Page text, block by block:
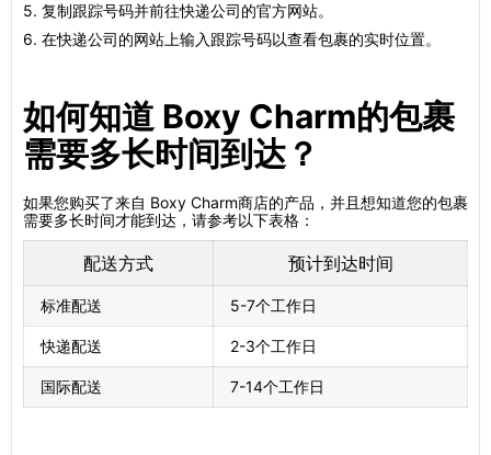
5. 复制跟踪号码并前往快递公司的官方网站。
6. 在快递公司的网站上输入跟踪号码以查看包裹的实时位置。
如何知道 Boxy Charm的包裹
需要多长时间到达？
如果您购买了来自 Boxy Charm商店的产品，并且想知道您的包裹
需要多长时间才能到达，请参考以下表格：
配送方式 预计到达时间
标准配送 5-7个工作日
快递配送 2-3个工作日
国际配送 7-14个工作日